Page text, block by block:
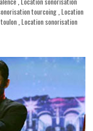
tourcoing Location
Location sonorisation